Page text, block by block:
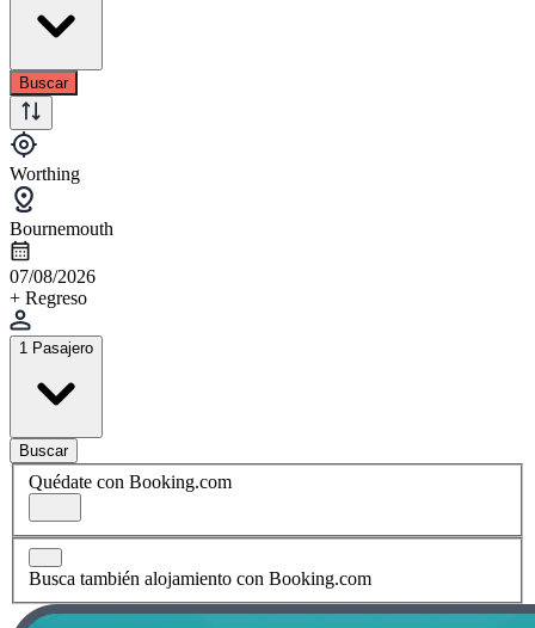
Buscar
Worthing
Bournemouth
07/08/2026
+ Regreso
1 Pasajero
Buscar
Quédate con Booking.com
Busca también alojamiento con Booking.com